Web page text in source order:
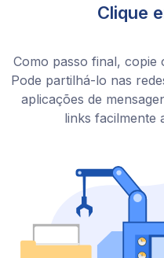
Clique
Como passo final,
Pode partilhá-lo nas
aplicações de
links facilmente